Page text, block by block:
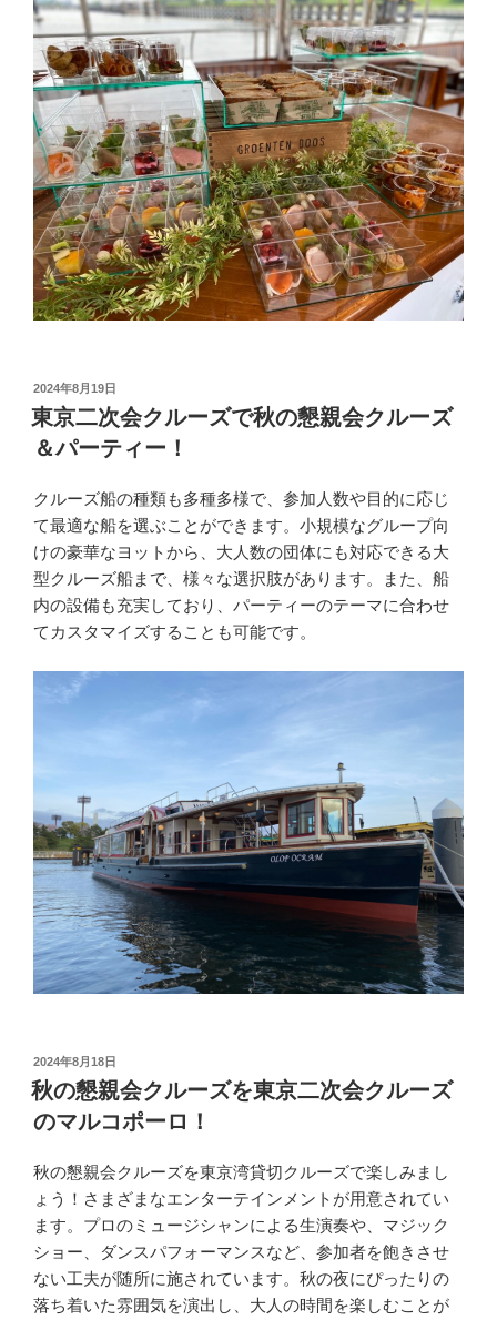
投
稿
日:
2024年8月19日
東京二次会クルーズで秋の懇親会クルーズ
＆パーティー！
クルーズ船の種類も多種多様で、参加人数や目的に応じ
て最適な船を選ぶことができます。小規模なグループ向
けの豪華なヨットから、大人数の団体にも対応できる大
型クルーズ船まで、様々な選択肢があります。また、船
内の設備も充実しており、パーティーのテーマに合わせ
てカスタマイズすることも可能です。
投
稿
日:
2024年8月18日
秋の懇親会クルーズを東京二次会クルーズ
のマルコポーロ！
秋の懇親会クルーズを東京湾貸切クルーズで楽しみまし
ょう！さまざまなエンターテインメントが用意されてい
ます。プロのミュージシャンによる生演奏や、マジック
ショー、ダンスパフォーマンスなど、参加者を飽きさせ
ない工夫が随所に施されています。秋の夜にぴったりの
落ち着いた雰囲気を演出し、大人の時間を楽しむことが